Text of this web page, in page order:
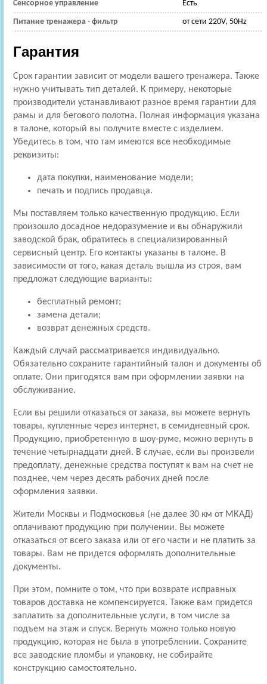
Сенсорное управление Есть
Питание тренажера - фильтр от сети 220V, 50Hz
Гарантия
Срок гарантии зависит от модели вашего тренажера. Также
нужно учитывать тип деталей. К примеру, некоторые
производители устанавливают разное время гарантии для
рамы и для бегового полотна. Полная информация указана
в талоне, который вы получите вместе с изделием.
Убедитесь в том, что там имеются все необходимые
реквизиты:
дата покупки, наименование модели;
печать и подпись продавца.
Мы поставляем только качественную продукцию. Если
произошло досадное недоразумение и вы обнаружили
заводской брак, обратитесь в специализированный
сервисный центр. Его контакты указаны в талоне. В
зависимости от того, какая деталь вышла из строя, вам
предложат следующие варианты:
бесплатный ремонт;
замена детали;
возврат денежных средств.
Каждый случай рассматривается индивидуально.
Обязательно сохраните гарантийный талон и документы об
оплате. Они пригодятся вам при оформлении заявки на
обслуживание.
Если вы решили отказаться от заказа, вы можете вернуть
товары, купленные через интернет, в семидневный срок.
Продукцию, приобретенную в шоу-руме, можно вернуть в
течение четырнадцати дней. В случае, если вы произвели
предоплату, денежные средства поступят к вам на счет не
позднее, чем через десять рабочих дней после
оформления заявки.
Жители Москвы и Подмосковья (не далее 30 км от МКАД)
оплачивают продукцию при получении. Вы можете
отказаться от всего заказа или от его части и не платить за
товары. Вам не придется оформлять дополнительные
документы.
При этом, помните о том, что при возврате исправных
товаров доставка не компенсируется. Также вам придется
заплатить за дополнительные услуги, в том числе за
подъем на этаж и спуск. Вернуть можно только новую
продукцию, которая не была в употреблении. Сохраните
все заводские пломбы и упаковку, не собирайте
конструкцию самостоятельно.